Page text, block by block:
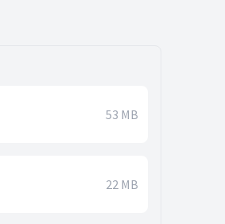
53 MB
22 MB